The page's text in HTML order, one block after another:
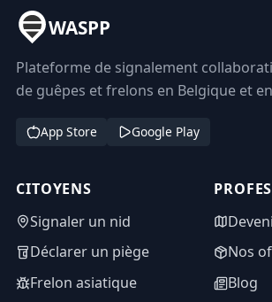
WASPP
Plateforme de signalement
de guêpes et frelons en Belgique et
App Store Google Play
CITOYENS
Signaler un nid
Déclarer un piège
Frelon asiatique
Nos
Blog